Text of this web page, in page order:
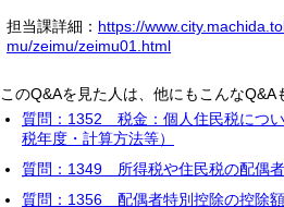
担当課詳細： https://
mu/zeimu/zeimu01.html
このQ&Aを見た人は、他にもこんなQ&A
質問：1352 税金：個人住民税につ
税年度・計算方法等）
質問：1349 所得税や住民税の配偶
質問：1356 配偶者特別控除の控除